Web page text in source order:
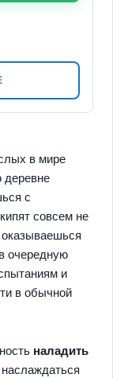
в мире
деревне
с
совсем не
очередную
и
в обычной
наладить